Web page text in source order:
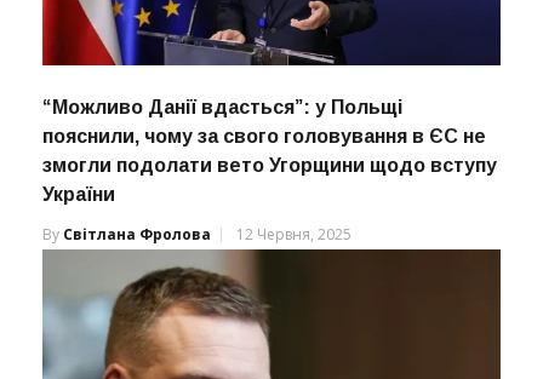
“Можливо Данії вдасться”: у Польщі
пояснили, чому за свого головування в ЄС не
змогли подолати вето Угорщини щодо вступу
України
By Світлана Фролова 12 Червня, 2025